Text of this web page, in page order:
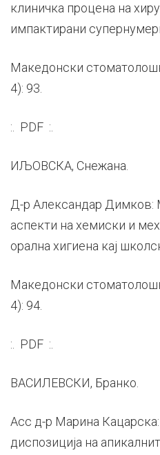
клиничка процена на
импактирани
Македонски
4): 93.
:. PDF :.
ИЉОВСКА, Снежана.
Д-р Александар
аспекти на хемиски и
орална хигиена кај
Македонски
4): 94.
:. PDF :.
ВАСИЛЕВСКИ, Бранко.
Асс д-р Марина
диспозиција на